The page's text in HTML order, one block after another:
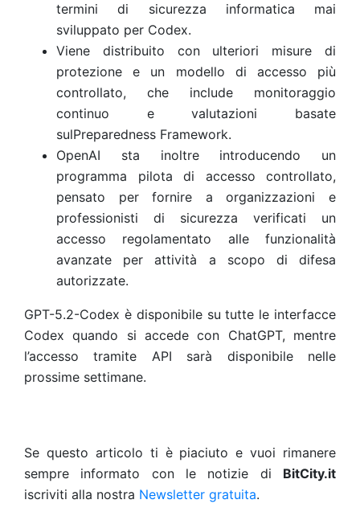
termini di sicurezza informatica mai
sviluppato per Codex.
Viene distribuito con ulteriori misure di
protezione e un modello di accesso più
controllato, che include monitoraggio
continuo e valutazioni basate
sulPreparedness Framework.
OpenAI sta inoltre introducendo un
programma pilota di accesso controllato,
pensato per fornire a organizzazioni e
professionisti di sicurezza verificati un
accesso regolamentato alle funzionalità
avanzate per attività a scopo di difesa
autorizzate.
GPT-5.2-Codex è disponibile su tutte le interfacce
Codex quando si accede con ChatGPT, mentre
l’accesso tramite API sarà disponibile nelle
prossime settimane.
Se questo articolo ti è piaciuto e vuoi rimanere
sempre informato con le notizie di BitCity.it
iscriviti alla nostra Newsletter gratuita.